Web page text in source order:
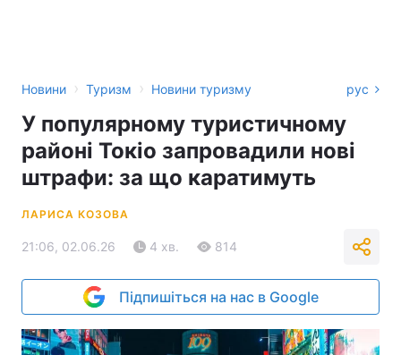
Новини › Туризм › Новини туризму рус
У популярному туристичному
районі Токіо запровадили нові
штрафи: за що каратимуть
ЛАРИСА КОЗОВА
21:06, 02.06.26 4 хв. 814
Підпишіться на нас в Google